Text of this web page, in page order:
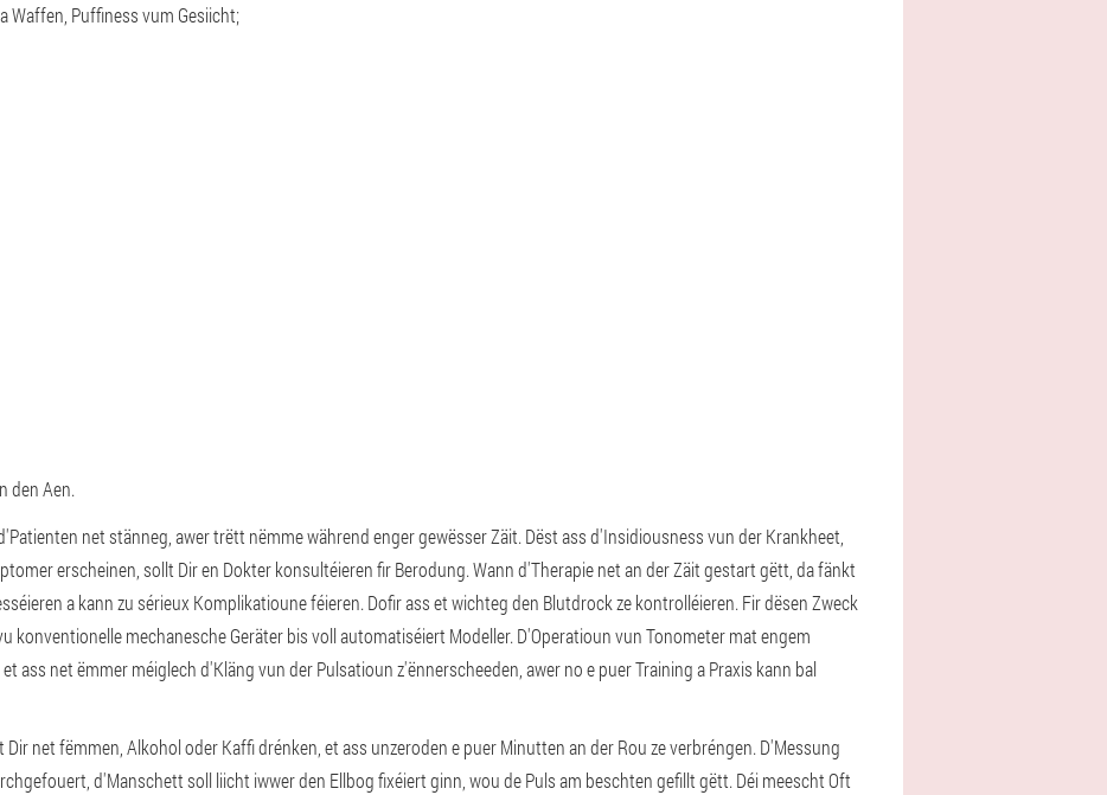
Waffen, Puffiness vum Gesiicht;
den Aen.
net stänneg, awer trëtt nëmme während enger gewësser Zäit. Dëst ass d'Insidiousness vun der Krankheet,
erscheinen, sollt Dir en Dokter konsultéieren fir Berodung. Wann d'Therapie net an der Zäit gestart gëtt, da fänkt
a kann zu sérieux Komplikatioune féieren. Dofir ass et wichteg den Blutdrock ze kontrolléieren. Fir dësen Zweck
konventionelle mechanesche Geräter bis voll automatiséiert Modeller. D'Operatioun vun Tonometer mat engem
ass net ëmmer méiglech d'Kläng vun der Pulsatioun z'ënnerscheeden, awer no e puer Training a Praxis kann bal
net fëmmen, Alkohol oder Kaffi drénken, et ass unzeroden e puer Minutten an der Rou ze verbréngen. D'Messung
d'Manschett soll liicht iwwer den Ellbog fixéiert ginn, wou de Puls am beschten gefillt gëtt. Déi meescht Oft